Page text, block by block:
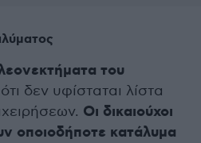
του
ότι δεν υφίσταται λίστα
Οι δικαιούχοι
οποιοδήποτε κατάλυμα